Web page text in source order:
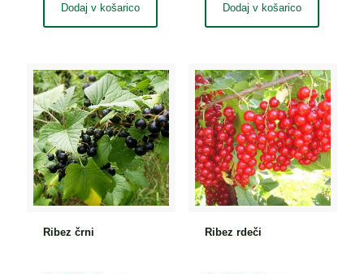
Dodaj v košarico Dodaj v košarico
Ribez črni Ribez rdeči